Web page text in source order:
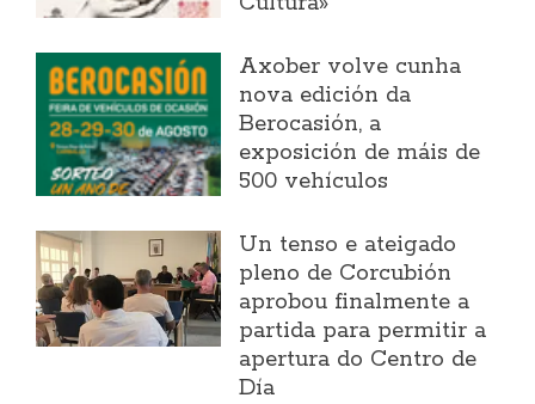
Axober volve cunha
nova edición da
Berocasión, a
exposición de máis de
500 vehículos
Un tenso e ateigado
pleno de Corcubión
aprobou finalmente a
partida para permitir a
apertura do Centro de
Día